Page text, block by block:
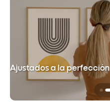
Ajustados a la perfección